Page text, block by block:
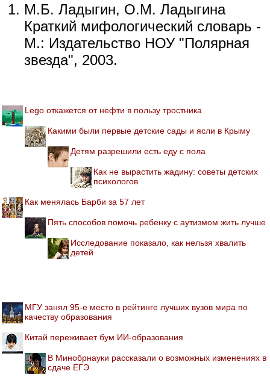
М.Б. Ладыгин, О.М. Ладыгина
Краткий мифологический словарь -
М.: Издательство НОУ "Полярная
звезда", 2003.
Lego откажется от нефти в пользу тростника
Какими были первые детские сады и ясли в Крыму
Детям разрешили есть еду с пола
Как не вырастить жадину: советы детских
психологов
Как менялась Барби за 57 лет
Пять способов помочь ребенку с аутизмом жить лучше
Исследование показало, как нельзя хвалить
детей
МГУ занял 95-е место в рейтинге лучших вузов мира по
качеству образования
Китай переживает бум ИИ-образования
В Минобрнауки рассказали о возможных изменениях в
сдаче ЕГЭ